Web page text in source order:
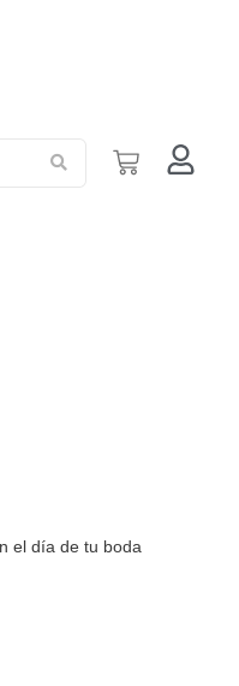
el día de tu boda